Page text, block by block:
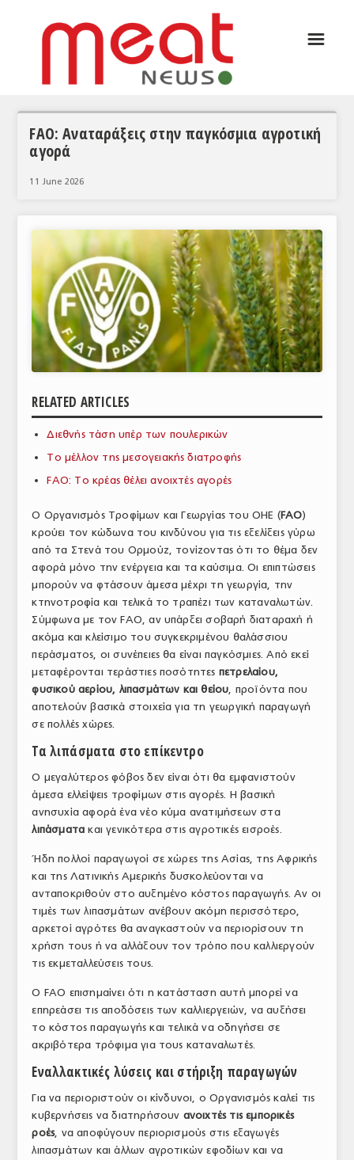
ΣΥΝΕΝΤΕΥΞΕΙΣ
ΘΕΜΑΤΑ
ΚΟΣΜΟΣ
ΕΙΔΗΣΕΙΣ
ΕΥΡΩΠΑΪΚΕΣ ΑΠΟΦΑΣΕΙΣ
ΘΕΜΑΤΑ
ΕΜΠΟΡΙΚΟΣ ΚΑΤΑΛΟΓΟΣ
ΠΑΡΑΓΩΓΗ & ΕΜΠΟΡΙΑ
ΕΞΟΠΛΙΣΜΟΣ
ΥΠΗΡΕΣΙΕΣ
ΕΜΠΟΡΙΚΟΙ ΑΝΤΙΠΡΟΣΩΠΟΙ
ΝΟΜΟΘΕΣΙΑ
ΕΛΛΗΝΙΚΗ ΝΟΜΟΘΕΣΙΑ
ΕΥΡΩΠΑΪΚΗ ΝΟΜΟΘΕΣΙΑ
ΤΟ ΠΕΡΙΟΔΙΚΟ
Profile
ΑΡΧΕΙΟ ΤΕΥΧΩΝ
ΣΥΝΕΔΡΙΟ ΚΡΕΑΤΟΣ
☰
FAO: Αναταράξεις στην παγκόσμια αγροτική
αγορά
11 June 2026
RELATED ARTICLES
Διεθνής τάση υπέρ των πουλερικών
Το μέλλον της μεσογειακής διατροφής
FAO: Το κρέας θέλει ανοιχτές αγορές
Ο Οργανισμός Τροφίμων και Γεωργίας του ΟΗΕ (FAO)
κρούει τον κώδωνα του κινδύνου για τις εξελίξεις γύρω
από τα Στενά του Ορμούζ, τονίζοντας ότι το θέμα δεν
αφορά μόνο την ενέργεια και τα καύσιμα. Οι επιπτώσεις
μπορούν να φτάσουν άμεσα μέχρι τη γεωργία, την
κτηνοτροφία και τελικά το τραπέζι των καταναλωτών.
Σύμφωνα με τον FAO, αν υπάρξει σοβαρή διαταραχή ή
ακόμα και κλείσιμο του συγκεκριμένου θαλάσσιου
περάσματος, οι συνέπειες θα είναι παγκόσμιες. Από εκεί
μεταφέρονται τεράστιες ποσότητες πετρελαίου,
φυσικού αερίου, λιπασμάτων και θείου, προϊόντα που
αποτελούν βασικά στοιχεία για τη γεωργική παραγωγή
σε πολλές χώρες.
Τα λιπάσματα στο επίκεντρο
Ο μεγαλύτερος φόβος δεν είναι ότι θα εμφανιστούν
άμεσα ελλείψεις τροφίμων στις αγορές. Η βασική
ανησυχία αφορά ένα νέο κύμα ανατιμήσεων στα
λιπάσματα και γενικότερα στις αγροτικές εισροές.
Ήδη πολλοί παραγωγοί σε χώρες της Ασίας, της Αφρικής
και της Λατινικής Αμερικής δυσκολεύονται να
ανταποκριθούν στο αυξημένο κόστος παραγωγής. Αν οι
τιμές των λιπασμάτων ανέβουν ακόμη περισσότερο,
αρκετοί αγρότες θα αναγκαστούν να περιορίσουν τη
χρήση τους ή να αλλάξουν τον τρόπο που καλλιεργούν
τις εκμεταλλεύσεις τους.
Ο FAO επισημαίνει ότι η κατάσταση αυτή μπορεί να
επηρεάσει τις αποδόσεις των καλλιεργειών, να αυξήσει
το κόστος παραγωγής και τελικά να οδηγήσει σε
ακριβότερα τρόφιμα για τους καταναλωτές.
Εναλλακτικές λύσεις και στήριξη παραγωγών
Για να περιοριστούν οι κίνδυνοι, ο Οργανισμός καλεί τις
κυβερνήσεις να διατηρήσουν ανοιχτές τις εμπορικές
ροές, να αποφύγουν περιορισμούς στις εξαγωγές
λιπασμάτων και άλλων αγροτικών εφοδίων και να